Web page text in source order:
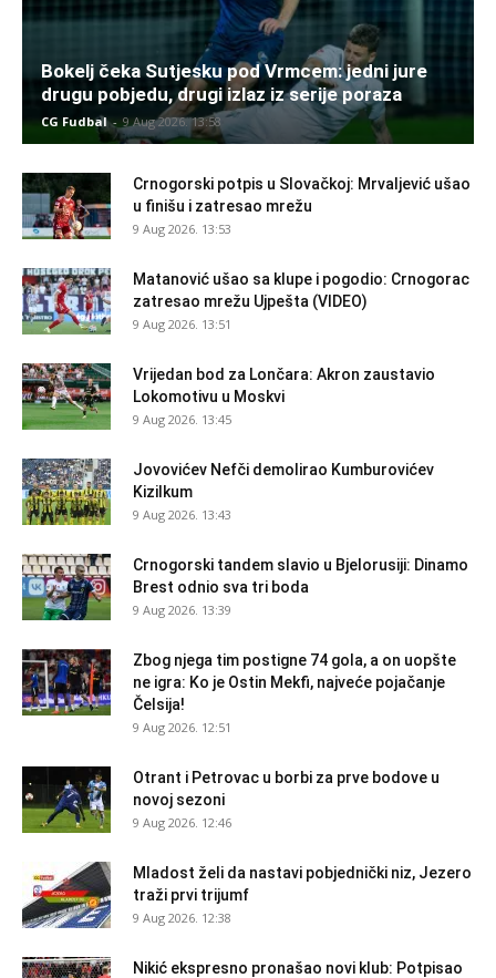
Bokelj čeka Sutjesku pod Vrmcem: jedni jure
drugu pobjedu, drugi izlaz iz serije poraza
CG Fudbal - 9 Aug 2026. 13:58
Crnogorski potpis u Slovačkoj: Mrvaljević ušao
u finišu i zatresao mrežu
9 Aug 2026. 13:53
Matanović ušao sa klupe i pogodio: Crnogorac
zatresao mrežu Ujpešta (VIDEO)
9 Aug 2026. 13:51
Vrijedan bod za Lončara: Akron zaustavio
Lokomotivu u Moskvi
9 Aug 2026. 13:45
Jovovićev Nefči demolirao Kumburovićev
Kizilkum
9 Aug 2026. 13:43
Crnogorski tandem slavio u Bjelorusiji: Dinamo
Brest odnio sva tri boda
9 Aug 2026. 13:39
Zbog njega tim postigne 74 gola, a on uopšte
ne igra: Ko je Ostin Mekfi, najveće pojačanje
Čelsija!
9 Aug 2026. 12:51
Otrant i Petrovac u borbi za prve bodove u
novoj sezoni
9 Aug 2026. 12:46
Mladost želi da nastavi pobjednički niz, Jezero
traži prvi trijumf
9 Aug 2026. 12:38
Nikić ekspresno pronašao novi klub: Potpisao